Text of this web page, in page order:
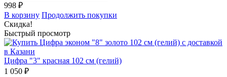
998 ₽
В корзину Продолжить покупки
Скидка!
Быстрый просмотр
Цифра "3" красная 102 см (гелий)
1 050 ₽